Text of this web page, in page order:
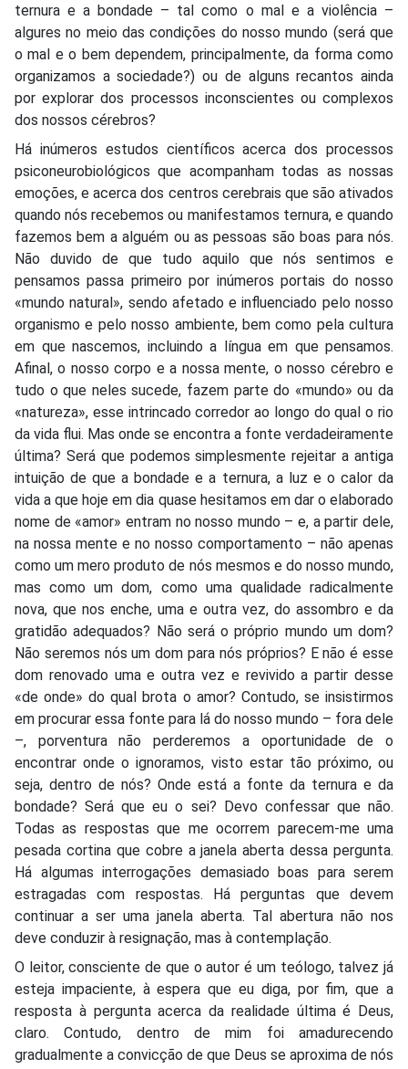
ternura e a bondade – tal como o mal e a violência –
algures no meio das condições do nosso mundo (será que
o mal e o bem dependem, principalmente, da forma como
organizamos a sociedade?) ou de alguns recantos ainda
por explorar dos processos inconscientes ou complexos
dos nossos cérebros?
Há inúmeros estudos científicos acerca dos processos
psiconeurobiológicos que acompanham todas as nossas
emoções, e acerca dos centros cerebrais que são ativados
quando nós recebemos ou manifestamos ternura, e quando
fazemos bem a alguém ou as pessoas são boas para nós.
Não duvido de que tudo aquilo que nós sentimos e
pensamos passa primeiro por inúmeros portais do nosso
«mundo natural», sendo afetado e influenciado pelo nosso
organismo e pelo nosso ambiente, bem como pela cultura
em que nascemos, incluindo a língua em que pensamos.
Afinal, o nosso corpo e a nossa mente, o nosso cérebro e
tudo o que neles sucede, fazem parte do «mundo» ou da
«natureza», esse intrincado corredor ao longo do qual o rio
da vida flui. Mas onde se encontra a fonte verdadeiramente
última? Será que podemos simplesmente rejeitar a antiga
intuição de que a bondade e a ternura, a luz e o calor da
vida a que hoje em dia quase hesitamos em dar o elaborado
nome de «amor» entram no nosso mundo – e, a partir dele,
na nossa mente e no nosso comportamento – não apenas
como um mero produto de nós mesmos e do nosso mundo,
mas como um dom, como uma qualidade radicalmente
nova, que nos enche, uma e outra vez, do assombro e da
gratidão adequados? Não será o próprio mundo um dom?
Não seremos nós um dom para nós próprios? E não é esse
dom renovado uma e outra vez e revivido a partir desse
«de onde» do qual brota o amor? Contudo, se insistirmos
em procurar essa fonte para lá do nosso mundo – fora dele
–, porventura não perderemos a oportunidade de o
encontrar onde o ignoramos, visto estar tão próximo, ou
seja, dentro de nós? Onde está a fonte da ternura e da
bondade? Será que eu o sei? Devo confessar que não.
Todas as respostas que me ocorrem parecem-me uma
pesada cortina que cobre a janela aberta dessa pergunta.
Há algumas interrogações demasiado boas para serem
estragadas com respostas. Há perguntas que devem
continuar a ser uma janela aberta. Tal abertura não nos
deve conduzir à resignação, mas à contemplação.
O leitor, consciente de que o autor é um teólogo, talvez já
esteja impaciente, à espera que eu diga, por fim, que a
resposta à pergunta acerca da realidade última é Deus,
claro. Contudo, dentro de mim foi amadurecendo
gradualmente a convicção de que Deus se aproxima de nós